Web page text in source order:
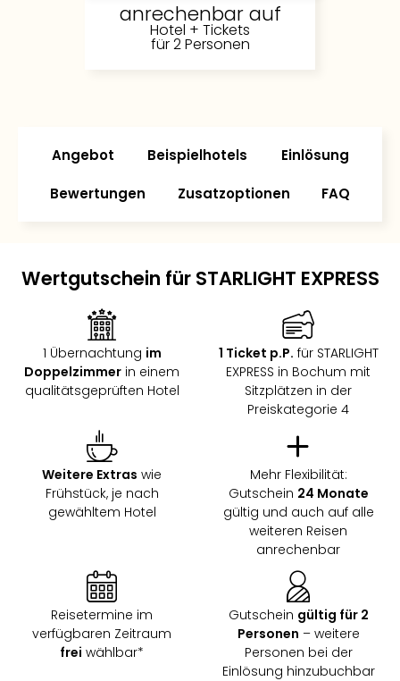
anrechenbar auf
Hotel + Tickets
für 2 Personen
Angebot Beispielhotels Einlösung
Bewertungen Zusatzoptionen FAQ
Wertgutschein für STARLIGHT EXPRESS
1 Übernachtung im
Doppelzimmer in einem
qualitätsgeprüften Hotel
1 Ticket p.P. für STARLIGHT
EXPRESS in Bochum mit
Sitzplätzen in der
Preiskategorie 4
Weitere Extras wie
Frühstück, je nach
gewähltem Hotel
Mehr Flexibilität:
Gutschein 24 Monate
gültig und auch auf alle
weiteren Reisen
anrechenbar
Reisetermine im
verfügbaren Zeitraum
frei wählbar*
Gutschein gültig für 2
Personen – weitere
Personen bei der
Einlösung hinzubuchbar